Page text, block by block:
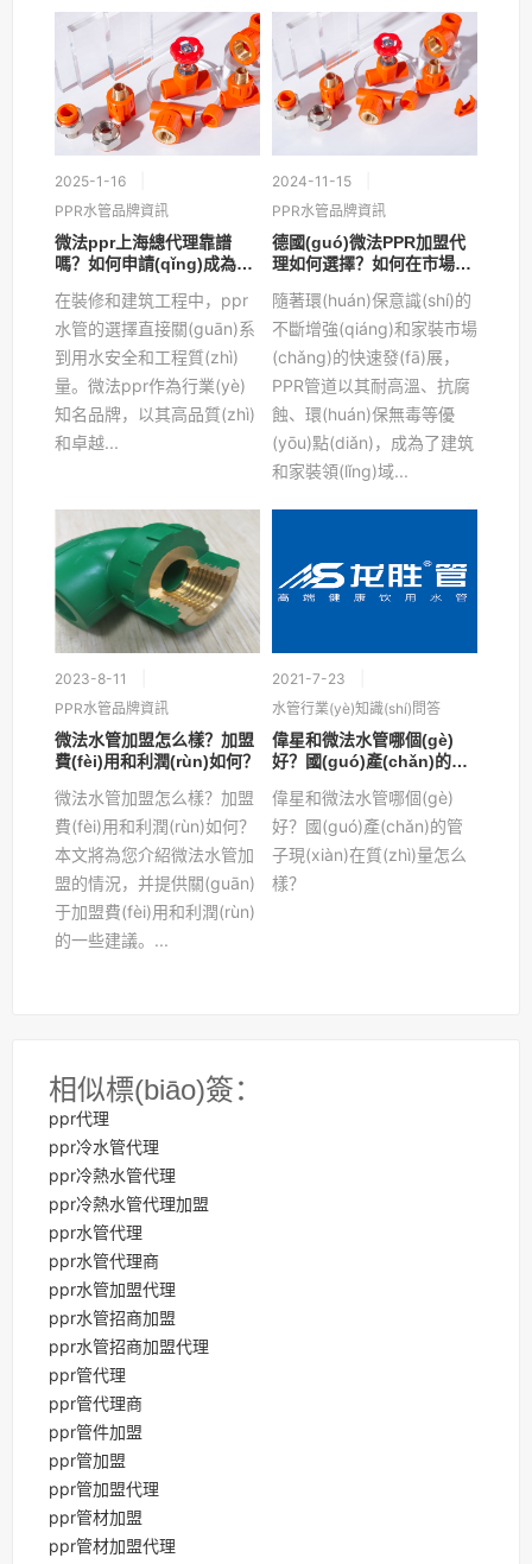
2025-1-16
PPR水管品牌資訊
微法ppr上海總代理靠譜
嗎？如何申請(qǐng)成為上
在裝修和建筑工程中，ppr
水管的選擇直接關(guān)系
到用水安全和工程質(zhì)
量。微法ppr作為行業(yè)
知名品牌，以其高品質(zhì)
和卓越...
2024-11-15
PPR水管品牌資訊
德國(guó)微法PPR加盟代
理如何選擇？如何在市場
法PPR管道代理營(yíng)
銷？
隨著環(huán)保意識(shí)的
不斷增強(qiáng)和家裝市場
(chǎng)的快速發(fā)展，
PPR管道以其耐高溫、抗腐
蝕、環(huán)保無毒等優
(yōu)點(diǎn)，成為了建筑
和家裝領(lǐng)域...
2023-8-11
PPR水管品牌資訊
微法水管加盟怎么樣？加盟
費(fèi)用和利潤(rùn)如何？
微法水管加盟怎么樣？加盟
費(fèi)用和利潤(rùn)如何？
本文將為您介紹微法水管加
盟的情況，并提供關(guān)
于加盟費(fèi)用和利潤(rùn)
的一些建議。...
2021-7-23
水管行業(yè)知識(shí)問答
偉星和微法水管哪個(gè)
好？國(guó)產(chǎn)的管
樣？
偉星和微法水管哪個(gè)
好？國(guó)產(chǎn)的管
子現(xiàn)在質(zhì)量怎么
樣？
相似標(biāo)簽：
ppr代理
ppr冷水管代理
ppr冷熱水管代理
ppr冷熱水管代理加盟
ppr水管代理
ppr水管代理商
ppr水管加盟代理
ppr水管招商加盟
ppr水管招商加盟代理
ppr管代理
ppr管代理商
ppr管件加盟
ppr管加盟
ppr管加盟代理
ppr管材加盟
ppr管材加盟代理